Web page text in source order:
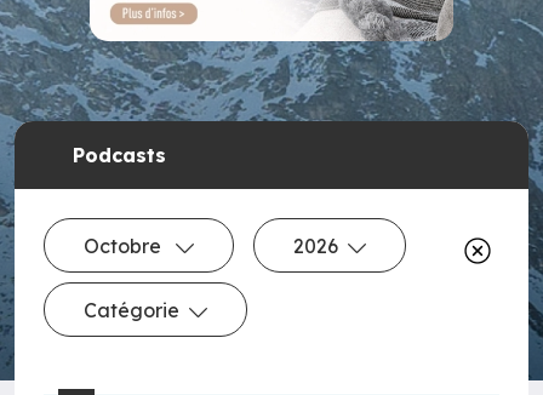
Podcasts
Octobre 2026
Catégorie